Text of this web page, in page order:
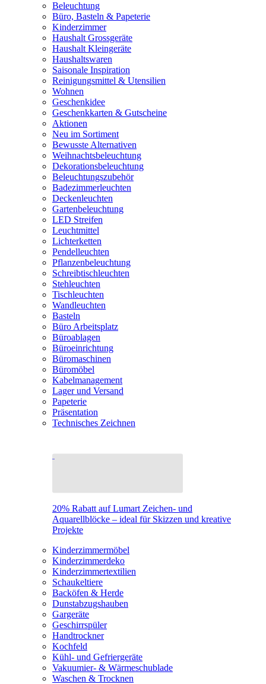
Beleuchtung
Büro, Basteln & Papeterie
Kinderzimmer
Haushalt Grossgeräte
Haushalt Kleingeräte
Haushaltswaren
Saisonale Inspiration
Reinigungsmittel & Utensilien
Wohnen
Geschenkidee
Geschenkkarten & Gutscheine
Aktionen
Neu im Sortiment
Bewusste Alternativen
Weihnachtsbeleuchtung
Dekorationsbeleuchtung
Beleuchtungszubehör
Badezimmerleuchten
Deckenleuchten
Gartenbeleuchtung
LED Streifen
Leuchtmittel
Lichterketten
Pendelleuchten
Pflanzenbeleuchtung
Schreibtischleuchten
Stehleuchten
Tischleuchten
Wandleuchten
Basteln
Büro Arbeitsplatz
Büroablagen
Büroeinrichtung
Büromaschinen
Büromöbel
Kabelmanagement
Lager und Versand
Papeterie
Präsentation
Technisches Zeichnen
20% Rabatt auf Lumart Zeichen- und
Aquarellblöcke – ideal für Skizzen und kreative
Projekte
Kinderzimmermöbel
Kinderzimmerdeko
Kinderzimmertextilien
Schaukeltiere
Backöfen & Herde
Dunstabzugshauben
Gargeräte
Geschirrspüler
Handtrockner
Kochfeld
Kühl- und Gefriergeräte
Vakuumier- & Wärmeschublade
Waschen & Trocknen